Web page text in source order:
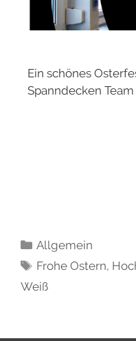
Ein schönes
Spanndecken Team
Allgemein
Frohe Ostern,
Weiß